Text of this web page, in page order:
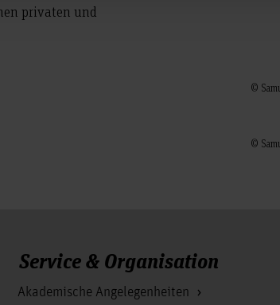
privaten und
©
©
Service & Organisation
Akademische Angelegenheiten